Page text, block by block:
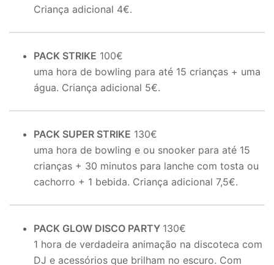
Criança adicional 4€.
PACK STRIKE 100€
uma hora de bowling para até 15 crianças + uma
água. Criança adicional 5€.
PACK SUPER STRIKE 130€
uma hora de bowling e ou snooker para até 15
crianças + 30 minutos para lanche com tosta ou
cachorro + 1 bebida. Criança adicional 7,5€.
PACK GLOW DISCO PARTY 130€
1 hora de verdadeira animação na discoteca com
DJ e acessórios que brilham no escuro. Com